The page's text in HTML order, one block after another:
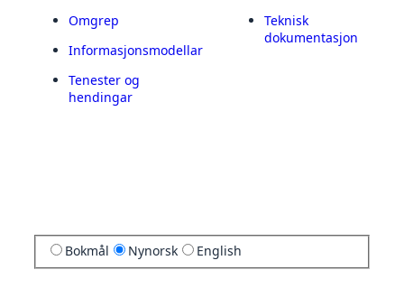
Omgrep
Informasjonsmodellar
Tenester og
hendingar
Teknisk
dokumentasjon
Bokmål Nynorsk English